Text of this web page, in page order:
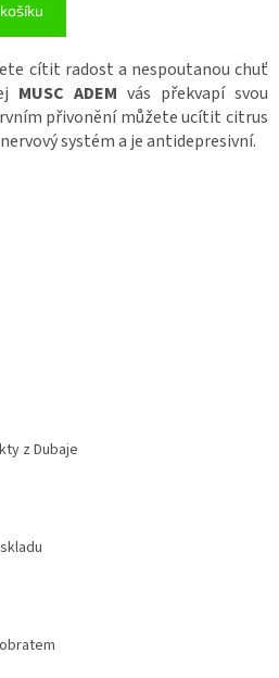
cítit radost a nespoutanou chuť
MUSC ADEM vás překvapí svou
přivonění můžete ucítit citrus
systém a je antidepresivní.
z Dubaje